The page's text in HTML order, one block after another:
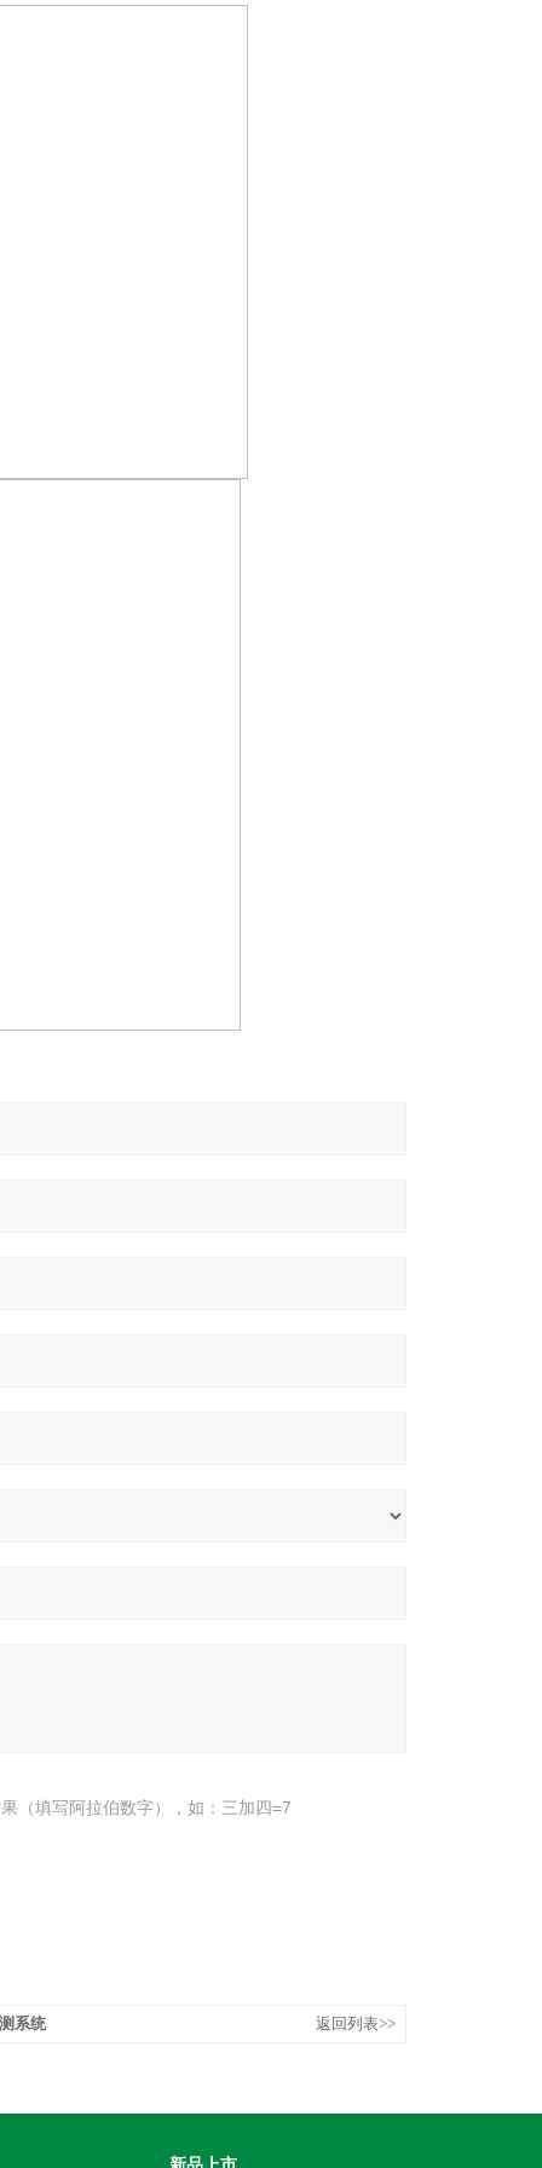
（填写阿拉伯数字），如：三加四=7
系统 返回列表>>